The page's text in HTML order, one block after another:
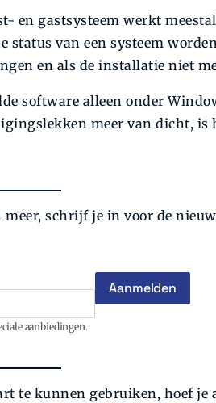
en gast­systeem werkt
van een systeem
en als de installatie niet
software alleen onder
meer van dicht, is
schrijf je in voor de
aanbiedingen.
te kunnen gebruiken, hoef je